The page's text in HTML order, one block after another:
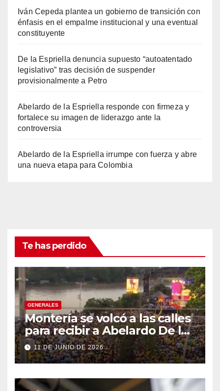
Iván Cepeda plantea un gobierno de transición con
énfasis en el empalme institucional y una eventual
constituyente
De la Espriella denuncia supuesto “autoatentado
legislativo” tras decisión de suspender
provisionalmente a Petro
Abelardo de la Espriella responde con firmeza y
fortalece su imagen de liderazgo ante la
controversia
Abelardo de la Espriella irrumpe con fuerza y abre
una nueva etapa para Colombia
Te has perdido
GENERALES
Montería se volcó a las calles
para recibir a Abelardo De la
Espriella
11 DE JUNIO DE 2026